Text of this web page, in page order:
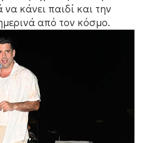
κάνει παιδί και την
από τον κόσμο.